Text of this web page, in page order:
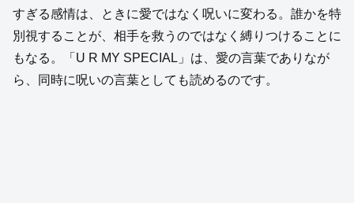
すぎる感情は、ときに愛ではなく呪いに変わる。誰かを特
別視することが、相手を救うのではなく縛りつけることに
もなる。「U R MY SPECIAL」は、愛の言葉でありなが
ら、同時に呪いの言葉としても読めるのです。